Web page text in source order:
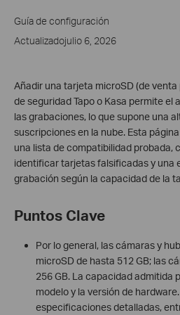
Guía de configuración
Actualizadojulio 6, 2026
Añadir una tarjeta microSD (de
de seguridad Tapo o Kasa permite el
las grabaciones, lo que supone una
suscripciones en la nube. Esta
una lista de compatibilidad probada,
identificar tarjetas falsificadas y una
grabación según la capacidad de la
Puntos Clave
Por lo general, las cámaras y
microSD de hasta 512 GB; las
256 GB. La capacidad admitida
modelo y la versión de
especificaciones detalladas,